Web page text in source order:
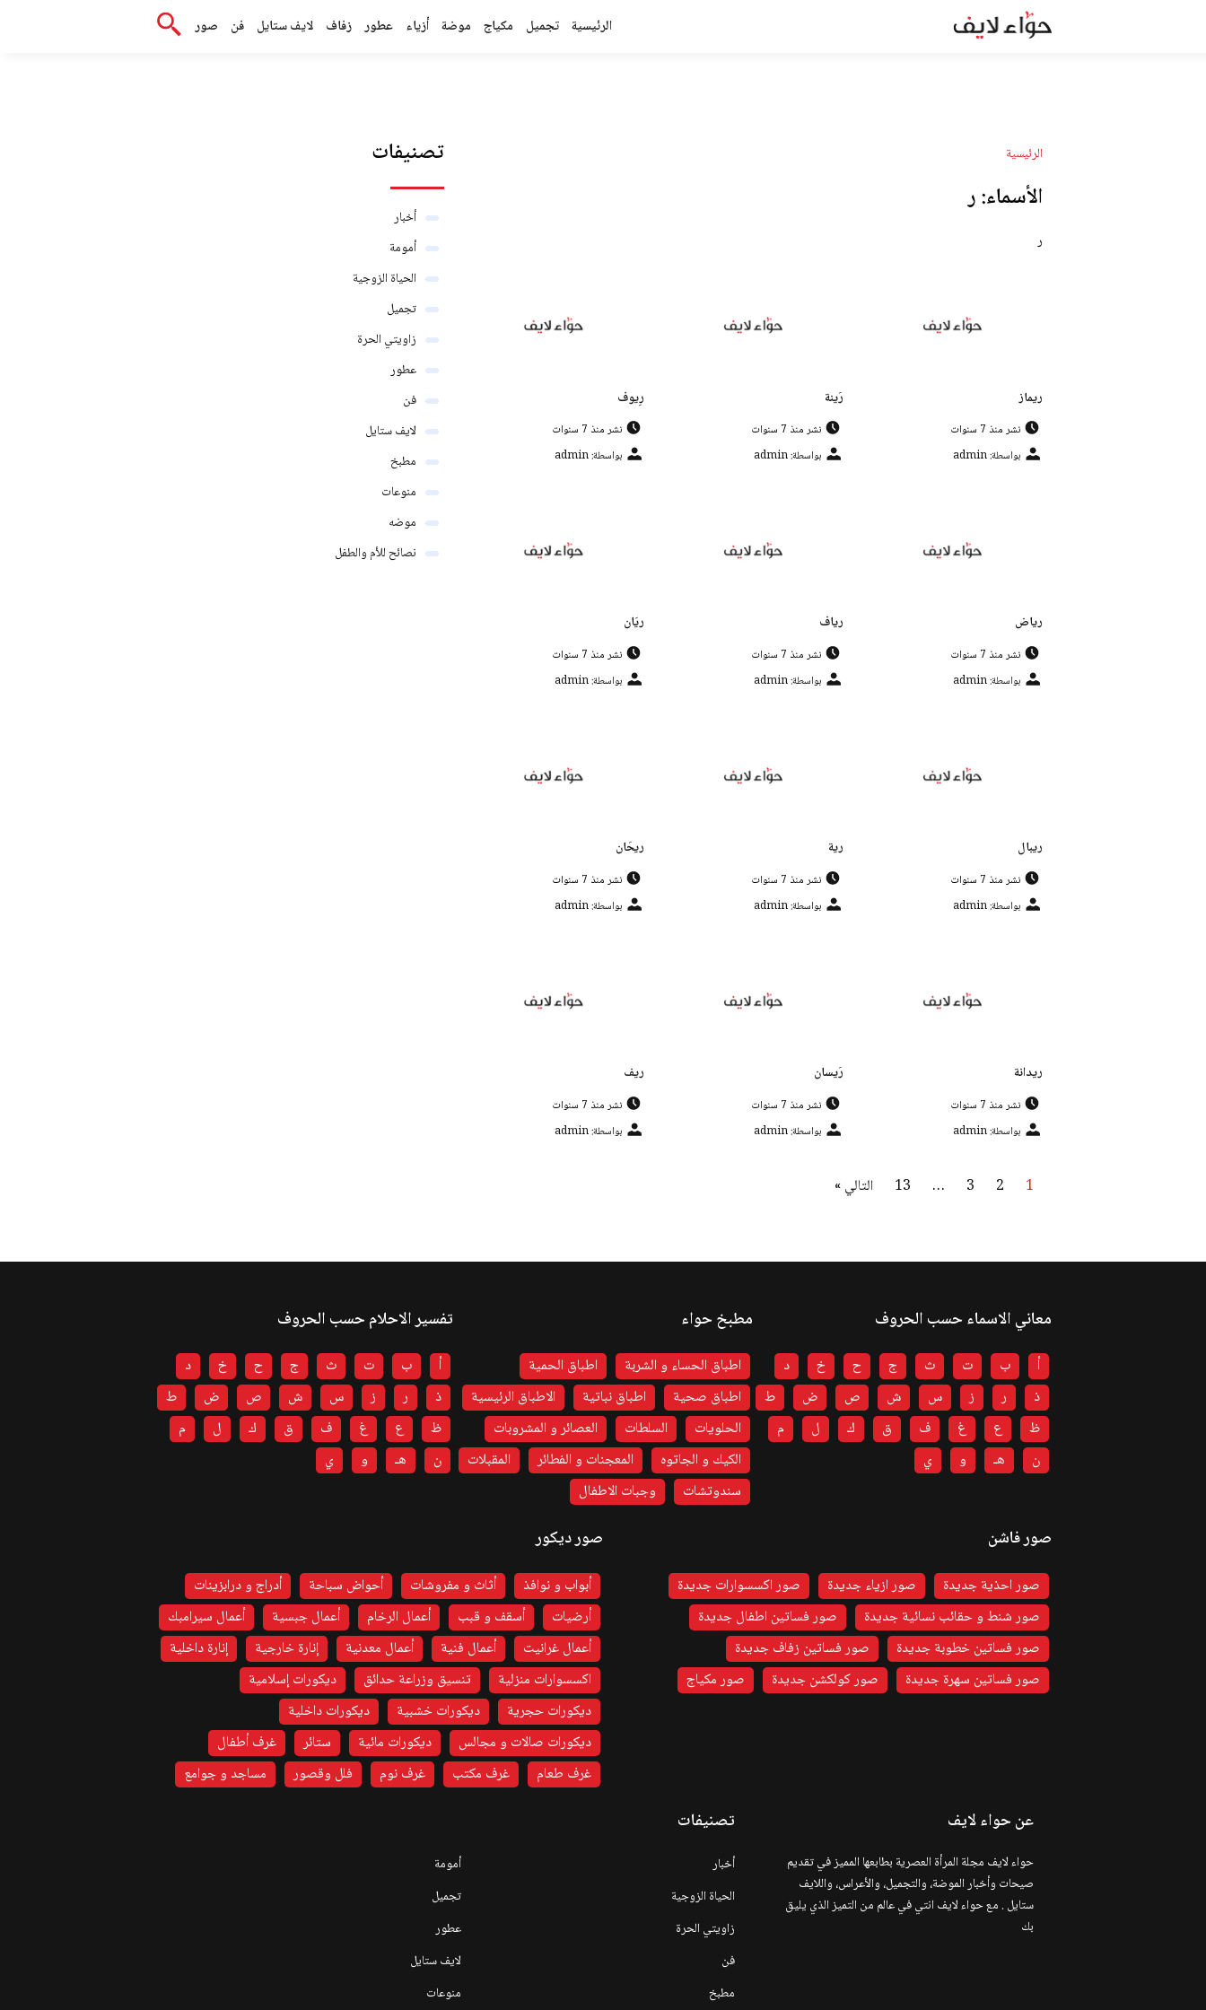
الرئيسية تجميل مكياج موضة أزياء عطور زفاف لايف ستايل فن صور
الرئيسية
الأسماء:ر
ر
ريماز
نشر منذ 7 سنوات
بواسطة: admin
رَينة
نشر منذ 7 سنوات
بواسطة: admin
رِيوف
نشر منذ 7 سنوات
بواسطة: admin
رياض
نشر منذ 7 سنوات
بواسطة: admin
رياف
نشر منذ 7 سنوات
بواسطة: admin
ريَان
نشر منذ 7 سنوات
بواسطة: admin
ريبال
نشر منذ 7 سنوات
بواسطة: admin
رية
نشر منذ 7 سنوات
بواسطة: admin
ريحَان
نشر منذ 7 سنوات
بواسطة: admin
ريدانة
نشر منذ 7 سنوات
بواسطة: admin
رَيسان
نشر منذ 7 سنوات
بواسطة: admin
ريف
نشر منذ 7 سنوات
بواسطة: admin
1
2
3
…
13 التالي »
تصنيفات
أخبار
أمومة
الحياة الزوجية
تجميل
زاويتي الحرة
عطور
فن
لايف ستايل
مطبخ
منوعات
موضه
نصائح للأم والطفل
معاني الاسماء حسب الحروف
أ ب ت ث ج ح خ
د
ذ
ر ز س ش ص ض
ط
ظ
ع غ ف ق ك ل
م
ن
هـ و ي
مطبخ حواء
اطباق الحساء و الشربة
اطباق الحمية
اطباق صحية
اطباق نباتية
الاطباق الرئيسية
الحلويات
السلطات
العصائر و المشروبات
الكيك و الجاتوه
المعجنات و الفطائر
المقبلات
سندوتشات
وجبات الاطفال
تفسير الاحلام حسب الحروف
أ ب ت ث ج ح خ
د
ذ
ر ز س ش ص ض
ط
ظ
ع غ ف ق ك ل
م
ن
هـ و ي
صور فاشن
صور احذية جديدة صور ازياء جديدة
صور اكسسوارات جديدة
صور شنط و حقائب نسائية جديدة
صور فساتين اطفال جديدة
صور فساتين خطوبة جديدة
صور فساتين زفاف جديدة
صور فساتين سهرة جديدة
صور كولكشن جديدة صور مكياج
صور ديكور
أبواب و نوافذ أثاث و مفروشات أحواض سباحة
أدراج و درابزينات
أرضيات
أسقف و قبب أعمال الرخام أعمال جبسية
أعمال سيرامبك
أعمال غرانيت
أعمال فنية أعمال معدنية إنارة خارجية
إنارة داخلية
اكسسوارات منزلية
تنسيق وزراعة حدائق
ديكورات إسلامية
ديكورات حجرية
ديكورات خشبية
ديكورات داخلية
ديكورات صالات و مجالس
ديكورات مائية ستائر
غرف أطفال
غرف طعام
غرف مكتب غرف نوم فلل وقصور مساجد و جوامع
عن حواء لايف
حواء لايف مجلة المرأة العصرية بطابعها المميز في تقديم
صيحات وأخبار الموضة، والتجميل، والأعراس، واللايف
ستايل . مع حواء لايف انتي في عالم من التميز الذي يليق
بك
تصنيفات
أخبار
أمومة
الحياة الزوجية
تجميل
زاويتي الحرة
عطور
فن
لايف ستايل
مطبخ
منوعات